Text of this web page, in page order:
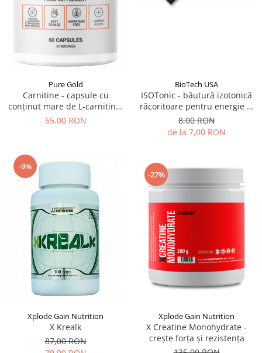
Pure Gold
Carnitine - capsule cu
conținut mare de L-carnitină,
fără stimulente
65,00 RON
BioTech USA
ISOTonic - băutură izotonică
răcoritoare pentru energie și
hidratare
8,00 RON
de la 7,00 RON
-9%
Xplode Gain Nutrition
X Krealk
87,00 RON
-27%
Xplode Gain Nutrition
X Creatine Monohydrate -
crește forţa şi rezistenţa